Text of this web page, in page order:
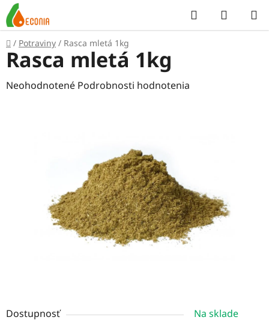
Prejsť
na
obsah
Hľadať
KOŠÍK
Domov
/ Potraviny / Rasca mletá 1kg
Dostupnosť
Na sklade
Rasca mletá 1kg
Priemerné
hviezdičiek.
Neohodnotené Podrobnosti hodnotenia